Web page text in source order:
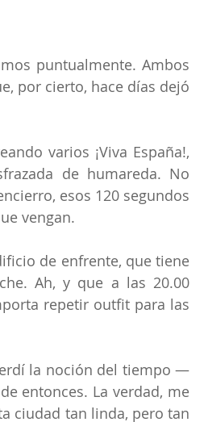
puntualmente. Ambos
por cierto, hace días dejó
varios ¡Viva España!,
de humareda. No
esos 120 segundos
vengan.
de enfrente, que tiene
Ah, y que a las 20.00
repetir outfit para las
la noción del tiempo —
entonces. La verdad, me
ciudad tan linda, pero tan